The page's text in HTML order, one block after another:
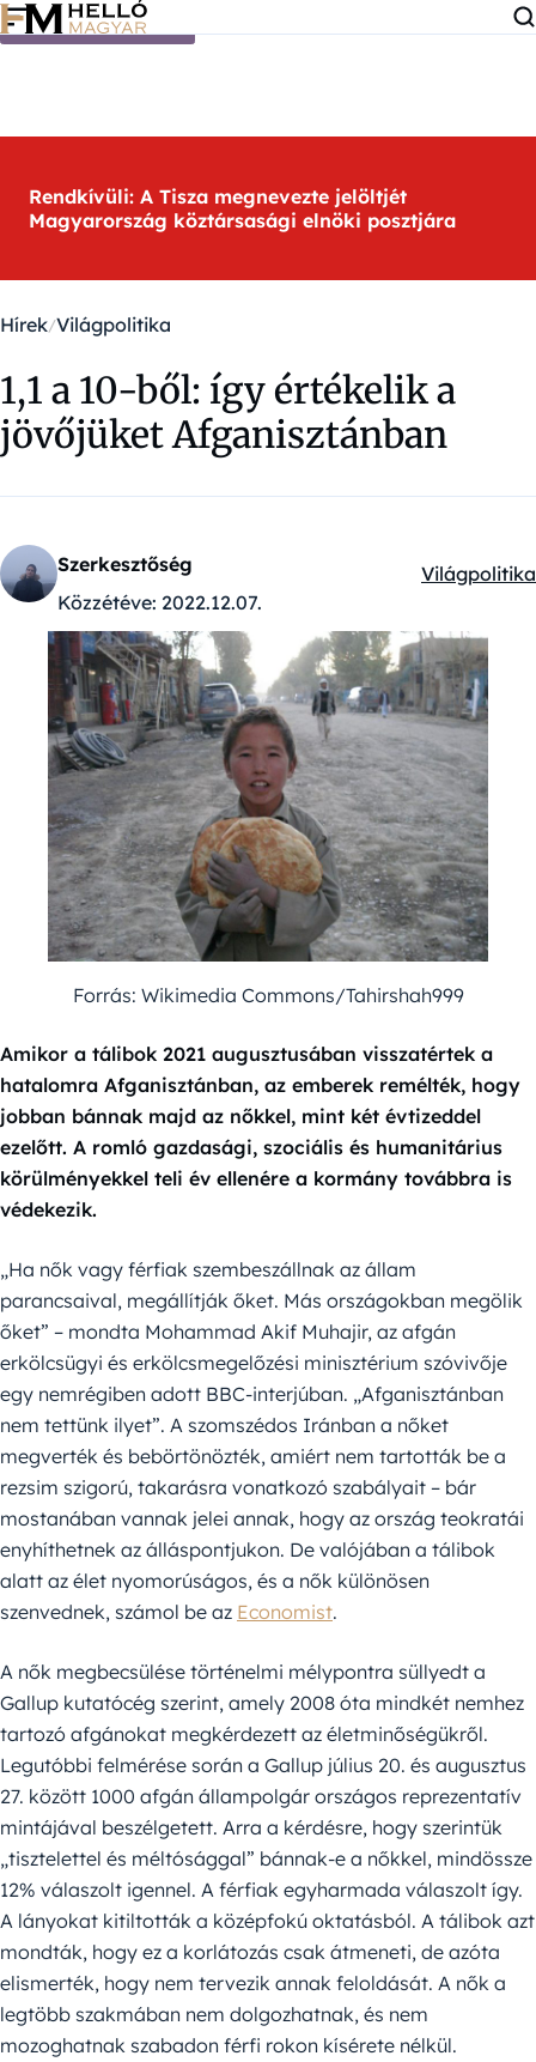
Ugrás a tartalomra
Rendkívüli: A Tisza megnevezte jelöltjét
Magyarország köztársasági elnöki posztjára
Hírek Világpolitika
1,1 a 10-ből: így értékelik a
jövőjüket Afganisztánban
Szerkesztőség
Közzétéve: 2022.12.07.
Kategóriák:
Világpolitika
Forrás: Wikimedia Commons/Tahirshah999
Amikor a tálibok 2021 augusztusában visszatértek a
hatalomra Afganisztánban, az emberek remélték, hogy
jobban bánnak majd az nőkkel, mint két évtizeddel
ezelőtt. A romló gazdasági, szociális és humanitárius
körülményekkel teli év ellenére a kormány továbbra is
védekezik.
„Ha nők vagy férfiak szembeszállnak az állam
parancsaival, megállítják őket. Más országokban megölik
őket” – mondta Mohammad Akif Muhajir, az afgán
erkölcsügyi és erkölcsmegelőzési minisztérium szóvivője
egy nemrégiben adott BBC-interjúban. „Afganisztánban
nem tettünk ilyet”. A szomszédos Iránban a nőket
megverték és bebörtönözték, amiért nem tartották be a
rezsim szigorú, takarásra vonatkozó szabályait – bár
mostanában vannak jelei annak, hogy az ország teokratái
enyhíthetnek az álláspontjukon. De valójában a tálibok
alatt az élet nyomorúságos, és a nők különösen
szenvednek, számol be az Economist.
A nők megbecsülése történelmi mélypontra süllyedt a
Gallup kutatócég szerint, amely 2008 óta mindkét nemhez
tartozó afgánokat megkérdezett az életminőségükről.
Legutóbbi felmérése során a Gallup július 20. és augusztus
27. között 1000 afgán állampolgár országos reprezentatív
mintájával beszélgetett. Arra a kérdésre, hogy szerintük
„tisztelettel és méltósággal” bánnak-e a nőkkel, mindössze
12% válaszolt igennel. A férfiak egyharmada válaszolt így.
A lányokat kitiltották a középfokú oktatásból. A tálibok azt
mondták, hogy ez a korlátozás csak átmeneti, de azóta
elismerték, hogy nem tervezik annak feloldását. A nők a
legtöbb szakmában nem dolgozhatnak, és nem
mozoghatnak szabadon férfi rokon kísérete nélkül.